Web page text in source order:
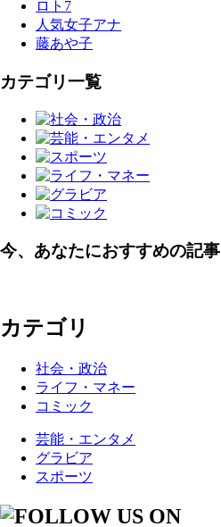
ロト7
人気女子アナ
藤あや子
カテゴリ一覧
今、あなたにおすすめの記事
カテゴリ
社会・政治
ライフ・マネー
コミック
芸能・エンタメ
グラビア
スポーツ